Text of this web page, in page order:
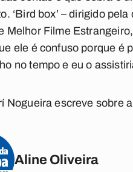
‘Bird box’ – dirigido
Melhor Filme
ele é confuso porque é
no tempo e eu o
Nogueira escreve sobre
Aline Oliveira